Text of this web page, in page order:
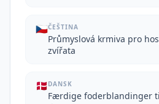
🇨🇿ČEŠTINA
Průmyslová krmiva pro
zvířata
🇩🇰 DANSK
Færdige foderblandinger